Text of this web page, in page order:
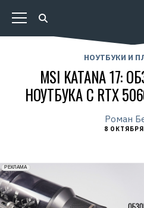
НОУТБУКИ И
MSI KATANA 17:
НОУТБУКА С RTX
Роман
8 ОКТЯБРЯ
erid: 2VfnxxmNzs5
РЕКЛАМА